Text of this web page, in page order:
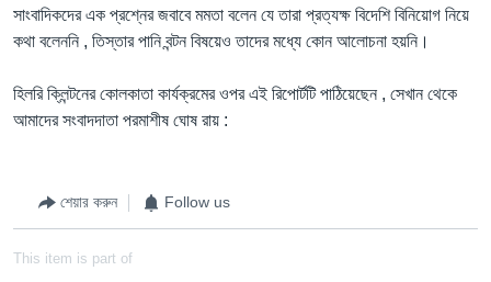
সাংবাদিকদের এক প্রশ্নের জবাবে মমতা বলেন যে তারা প্রত্যক্ষ বিদেশি বিনিয়োগ নিয়ে
কথা বলেননি , তিস্তার পানি বন্টন বিষয়েও তাদের মধ্যে কোন আলোচনা হয়নি।
হিলরি ক্লিন্টনের কোলকাতা কার্যক্রমের ওপর এই রিপোর্টটি পাঠিয়েছেন , সেখান থেকে
আমাদের সংবাদদাতা পরমাশীষ ঘোষ রায় :
শেয়ার করুন Follow us
This item is part of